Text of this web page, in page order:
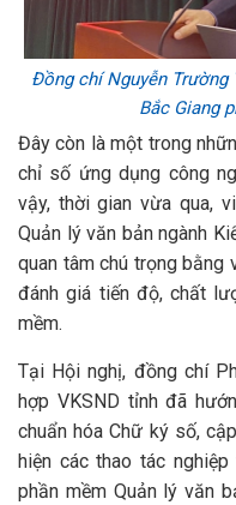
Đồng chí Nguyễn Trường
Bắc Giang
Đây còn là một trong
chỉ số ứng dụng công
vậy, thời gian vừa qua,
Quản lý văn bản ngành
quan tâm chú trọng bằng
đánh giá tiến độ, chất
mềm.
Tại Hội nghị, đồng chí
hợp VKSND tỉnh đã
chuẩn hóa Chữ ký số,
hiện các thao tác
phần mềm Quản lý văn